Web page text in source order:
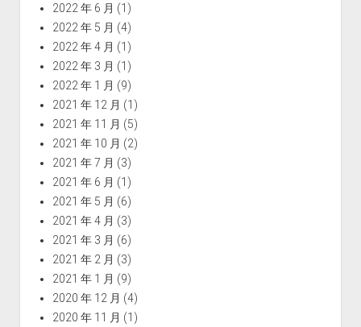
2022 年 6 月 (1)
2022 年 5 月 (4)
2022 年 4 月 (1)
2022 年 3 月 (1)
2022 年 1 月 (9)
2021 年 12 月 (1)
2021 年 11 月 (5)
2021 年 10 月 (2)
2021 年 7 月 (3)
2021 年 6 月 (1)
2021 年 5 月 (6)
2021 年 4 月 (3)
2021 年 3 月 (6)
2021 年 2 月 (3)
2021 年 1 月 (9)
2020 年 12 月 (4)
2020 年 11 月 (1)